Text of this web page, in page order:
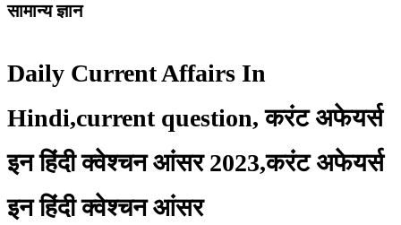
सामान्य ज्ञान
Daily Current Affairs In
Hindi,current question, करंट अफेयर्स
इन हिंदी क्वेश्चन आंसर 2023,करंट अफेयर्स
इन हिंदी क्वेश्चन आंसर